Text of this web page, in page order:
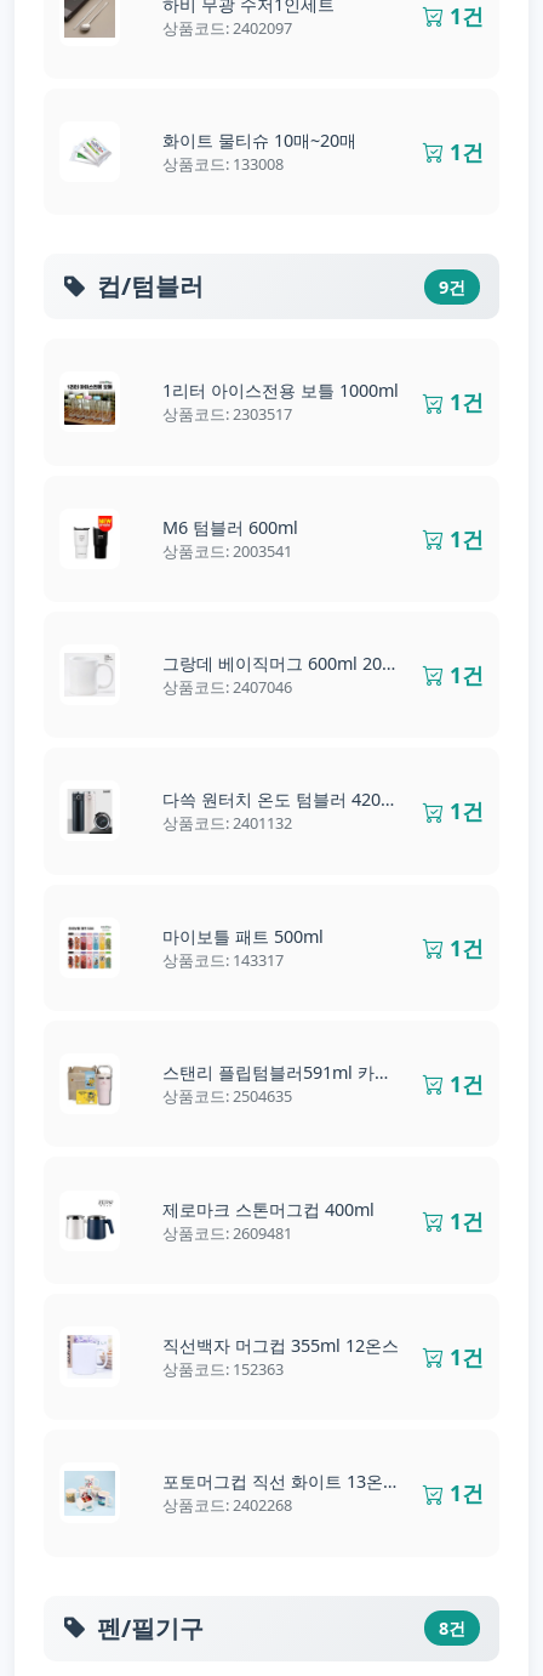
상품코드: 2402097 1건
화이트 물티슈 10매~20매
상품코드: 133008 1건
컵/텀블러 9건
1리터 아이스전용 보틀 1000ml
상품코드: 2303517 1건
M6 텀블러 600ml
상품코드: 2003541 1건
그랑데 베이직머그 600ml 20온스
상품코드: 2407046 1건
다쓱 원터치 온도 텀블러 420ml
상품코드: 2401132 1건
마이보틀 패트 500ml
상품코드: 143317 1건
스탠리 플립텀블러591ml 카카오물티슈 카카오티슈 3...
상품코드: 2504635 1건
제로마크 스톤머그컵 400ml
상품코드: 2609481 1건
직선백자 머그컵 355ml 12온스
상품코드: 152363 1건
포토머그컵 직선 화이트 13온스 390ml
상품코드: 2402268 1건
펜/필기구 8건